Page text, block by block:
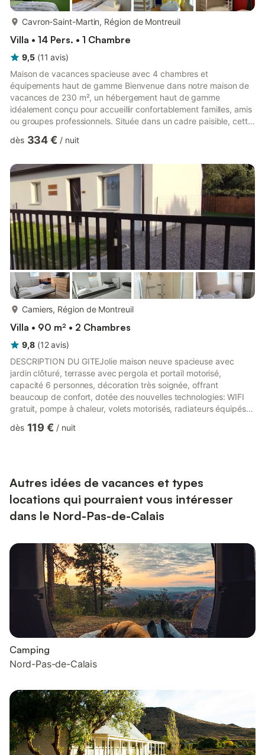
Cavron-Saint-Martin, Région de Montreuil
Villa • 14 Pers. • 1 Chambre
9,5 (11 avis)
Maison de vacances spacieuse avec 4 chambres et
équipements haut de gamme Bienvenue dans notre maison de
vacances de 230 m², un hébergement haut de gamme
idéalement conçu pour accueillir confortablement familles, amis
ou groupes professionnels. Située dans un cadre paisible, cette
pour vous offrir un séjour inoubliable. La maison dispose de 4
bain et de WC privatifs, garantissant à chaque occupant
intimité et confort. L'espace de vie commun se distingue par
son ambiance...
dès 334 € / nuit
Camiers, Région de Montreuil
Villa • 90 m² • 2 Chambres
9,8 (12 avis)
DESCRIPTION DU GITEJolie maison neuve spacieuse avec
jardin clôturé, terrasse avec pergola et portail motorisé,
capacité 6 personnes, décoration très soignée, offrant
beaucoup de confort, dotée des nouvelles technologies: WIFI
gratuit, pompe à chaleur, volets motorisés, radiateurs équipés
de chaussée:-1 salle à manger spacieuse avec buffet, grande
pain,...
dès 119 € / nuit
Autres idées de vacances et types
locations qui pourraient vous intéresser
dans le Nord-Pas-de-Calais
Camping
Nord-Pas-de-Calais